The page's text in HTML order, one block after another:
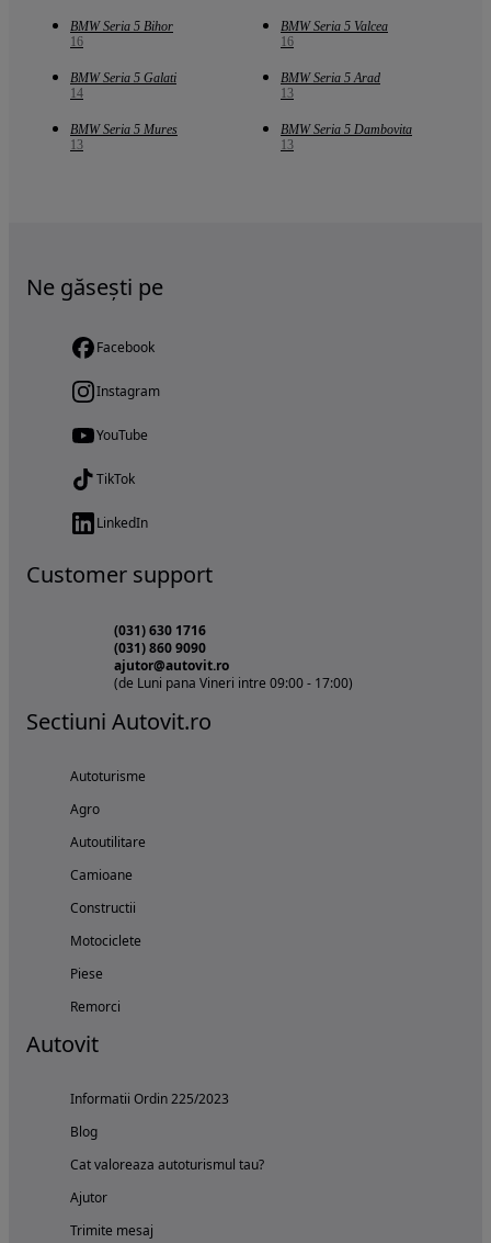
BMW Seria 5 Bihor
16
BMW Seria 5 Valcea
16
BMW Seria 5 Galati
14
BMW Seria 5 Arad
13
BMW Seria 5 Mures
13
BMW Seria 5 Dambovita
13
Ne găsești pe
Facebook
Instagram
YouTube
TikTok
LinkedIn
Customer support
(031) 630 1716
(031) 860 9090
ajutor@autovit.ro
(de Luni pana Vineri intre 09:00 - 17:00)
Sectiuni Autovit.ro
Autoturisme
Agro
Autoutilitare
Camioane
Constructii
Motociclete
Piese
Remorci
Autovit
Informatii Ordin 225/2023
Blog
Cat valoreaza autoturismul tau?
Ajutor
Trimite mesaj